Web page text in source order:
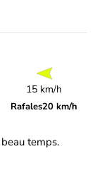
15 km/h
Rafales20 km/h
temps.